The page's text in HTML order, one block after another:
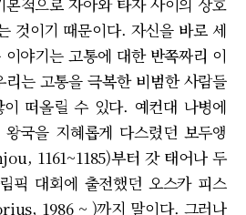
것이기 때문이다. 자신을 바로 세
야기는 고통에 대한 반쪽짜리 이
는 고통을 극복한 비범한 사람들
떠올릴 수 있다. 예컨대 나병에
국을 지혜롭게 다스렸던 보두앵
1161~1185)부터 갓 태어나 두
픽 대회에 출전했던 오스카 피스
1986 ~ )까지 말이다. 그러나